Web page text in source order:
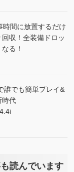
時間に放置するだけ
収！全装備ドロッ
る！
誰でも簡単プレイ&
時代
読んでいます